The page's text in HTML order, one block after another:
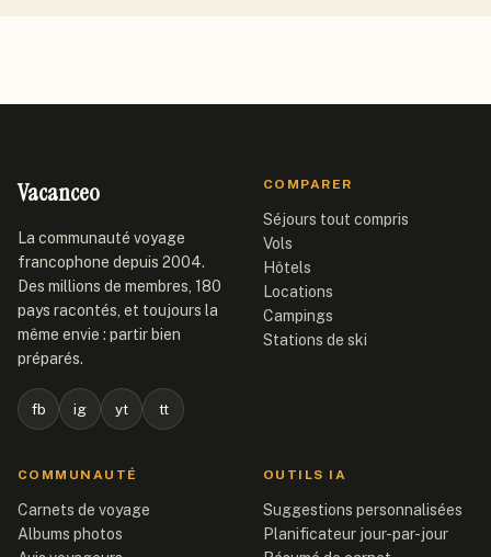
Vacanceo
La communauté voyage
francophone depuis 2004.
Des millions de membres, 180
pays racontés, et toujours la
même envie : partir bien
préparés.
fb ig yt tt
COMPARER
Séjours tout compris
Vols
Hôtels
Locations
Campings
Stations de ski
COMMUNAUTÉ
Carnets de voyage
Albums photos
OUTILS IA
Suggestions personnalisées
Planificateur jour-par-jour